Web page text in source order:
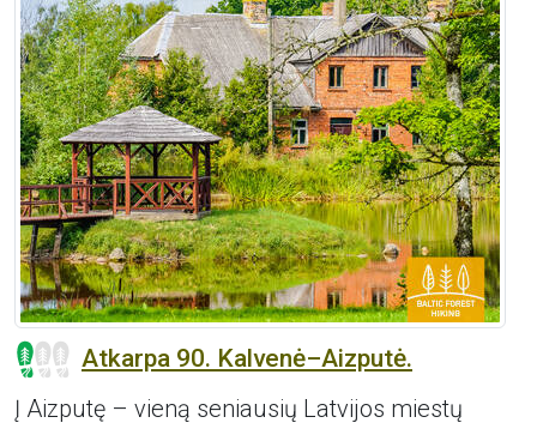
Atkarpa 90. Kalvenė–Aizputė.
Į Aizputę – vieną seniausių Latvijos miestų